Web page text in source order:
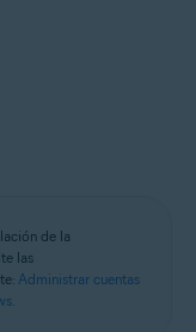
de la
las
Administrar cuentas
.